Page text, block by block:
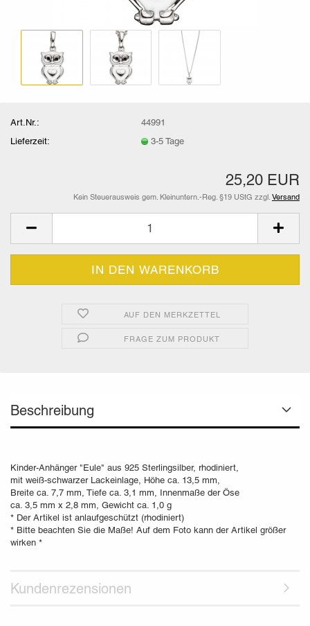
Art.Nr.:
44991
Lieferzeit:
3-5 Tage
25,20 EUR
Kein Steuerausweis gem. Kleinuntern.-Reg. §19 UStG zzgl. Versand
AUF DEN MERKZETTEL
FRAGE ZUM PRODUKT
Beschreibung
Kinder-Anhänger "Eule" aus 925 Sterlingsilber, rhodiniert,
mit weiß-schwarzer Lackeinlage, Höhe ca. 13,5 mm,
Breite ca. 7,7 mm, Tiefe ca. 3,1 mm, Innenmaße der Öse
ca. 3,5 mm x 2,8 mm, Gewicht ca. 1,0 g
* Der Artikel ist anlaufgeschützt (rhodiniert)
* Bitte beachten Sie die Maße! Auf dem Foto kann der Artikel größer
wirken *
Kundenrezensionen